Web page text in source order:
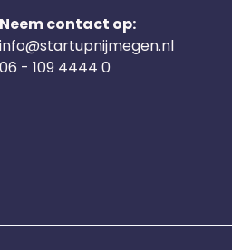
Neem contact op:
info@startupnijmegen.nl
06 - 109 4444 0